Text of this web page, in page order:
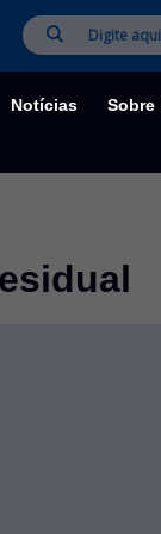
Notícias Sobre